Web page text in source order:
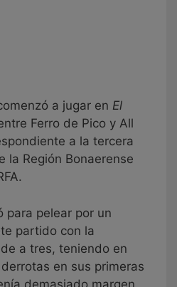
a jugar en El
Ferro de Pico y All
a la tercera
la Región Bonaerense
para pelear por un
partido con la
a tres, teniendo en
en sus primeras
demasiado margen